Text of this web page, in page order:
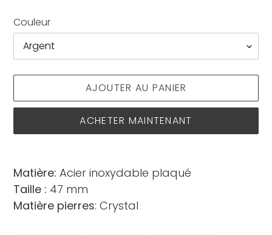
Couleur
AJOUTER AU PANIER
ACHETER MAINTENANT
d'un
produit
à
votre
Matière: Acier inoxydable plaqué
Taille : 47 mm
Matière pierres: Crystal